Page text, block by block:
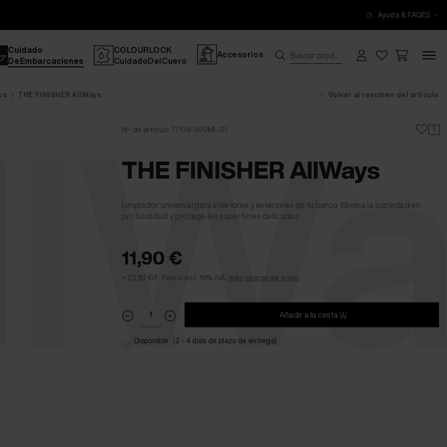
Ayuda & FAQES
Cuidado
DeEmbarcaciones
COLOURLOCK
CuidadoDelCuero
Accesorios
THE FINISHER AllWays Volver al resumen del artículo
Nº de artículo 77109-500ML-01
THE FINISHER AllWays
Limpiador universal para interiores y exteriores de tu barco. Elimina la suciedad en
profundidad y protege las superficies delicadas.
11,90 €
= 23,80 €/l · Precio incl. 19% IVA. más gastos de envío
Añadir a la cesta
Disponible (2 - 4 días de plazo de entrega)